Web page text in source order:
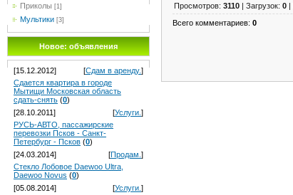
Приколы [1]
Мультики [3]
Новое: объявления
[15.12.2012] [Сдам в аренду.]
Сдается квартира в городе
Мытищи Московская область
сдать-снять (0)
[28.10.2011]
[Услуги. ]
РУСЬ-АВТО, пассажирские
перевозки Псков - Санкт-
Петербург - Псков (0)
[24.03.2014]
[Продам. ]
Стекло Лобовое Daewoo Ultra,
Daewoo Novus (0)
[05.08.2014]
[Услуги. ]
Просмотров: 3110 | Загрузок: 0 |
Всего комментариев: 0